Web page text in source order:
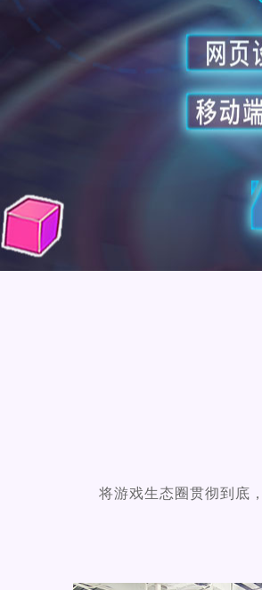
将游戏生态圈贯彻到底